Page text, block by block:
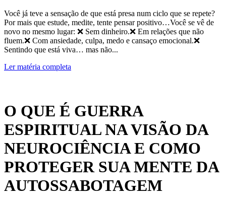
Você já teve a sensação de que está presa num ciclo que se repete?
Por mais que estude, medite, tente pensar positivo…Você se vê de
novo no mesmo lugar: ❌ Sem dinheiro.❌ Em relações que não
fluem.❌ Com ansiedade, culpa, medo e cansaço emocional.❌
Sentindo que está viva… mas não...
Ler matéria completa
O QUE É GUERRA
ESPIRITUAL NA VISÃO DA
NEUROCIÊNCIA E COMO
PROTEGER SUA MENTE DA
AUTOSSABOTAGEM